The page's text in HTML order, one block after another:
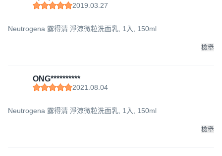
2019.03.27
Neutrogena 露得清 淨涼微粒洗面乳, 1入, 150ml
檢舉
ONG**********
2021.08.04
Neutrogena 露得清 淨涼微粒洗面乳, 1入, 150ml
檢舉